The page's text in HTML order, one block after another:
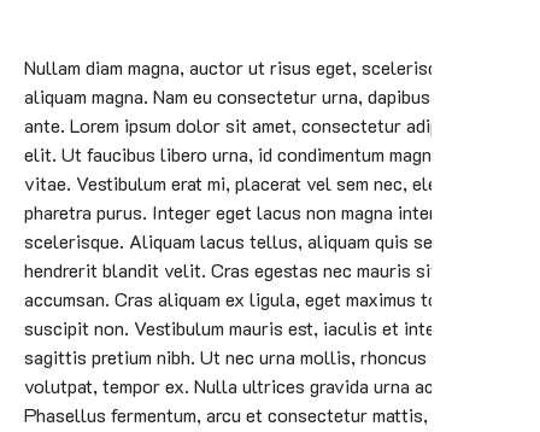
Nullam diam magna, auctor ut risus eget, scelerisque
aliquam magna. Nam eu consectetur urna, dapibus tristique
ante. Lorem ipsum dolor sit amet, consectetur adipiscing
elit. Ut faucibus libero urna, id condimentum magna lacinia
vitae. Vestibulum erat mi, placerat vel sem nec, elementum
pharetra purus. Integer eget lacus non magna interdum
scelerisque. Aliquam lacus tellus, aliquam quis sem vitae,
hendrerit blandit velit. Cras egestas nec mauris sit amet
accumsan. Cras aliquam ex ligula, eget maximus tortor
suscipit non. Vestibulum mauris est, iaculis et interdum ac,
sagittis pretium nibh. Ut nec urna mollis, rhoncus arcu
volutpat, tempor ex. Nulla ultrices gravida urna ac varius.
Phasellus fermentum, arcu et consectetur mattis, dui elit